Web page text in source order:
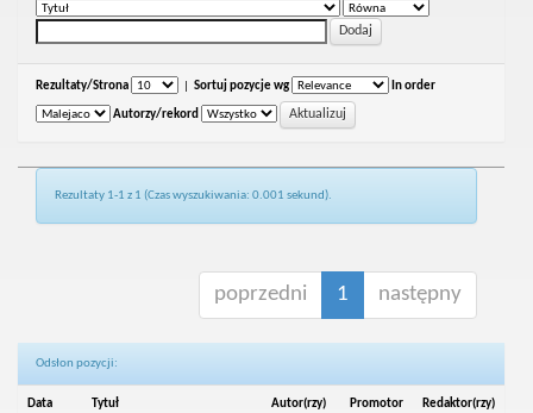
Rezultaty/Strona Sortuj pozycje wg In order
Autorzy/rekord
Rezultaty 1-1 z 1 (Czas wyszukiwania: 0.001 sekund).
poprzedni 1 następny
Odsłon pozycji:
Data
Tytuł Autor(rzy) Promotor Redaktor(rzy)